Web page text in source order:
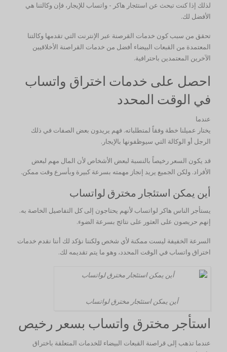
لذلك إذا كنت تبحث عن استئجار هاكر - واتساب للإيجار، فإن وكالتنا هي
الأفضل لك.
تحقق من سبب كون خدمات القرصنة عبر الإنترنت التي تقدمها وكالتنا
المعتمدة من القبعات البيضاء أفضل من خدمات القراصنة الأخلاقيين
الآخرين المعتمدين باحترافية.
احصل على خدمات اختراق واتساب
في الوقت المحدد
عندما
يختار عميلنا خطة وفقاً لمتطلباته. فهم يريدون بعض الصفات في ذلك
الرجل أو الوكالة التي سيوظفونها بالإيجار.
قد يكون السعر رخيصاً بالنسبة لبعض الأشخاص لأن المال مهم لبعض
الأفراد. ولكن الجميع يريد إنجاز مهمته بسرعة كبيرة وبأسرع وقت ممكن.
أين يمكن استئجار مخترق لواتساب
يستأجر الناس هاكر لواتساب لأنهم يحتاجون إلى كل التفاصيل الخاصة به.
إنهم حريصون على العثور على نتائج بسرعة الضوء.
السرعة الخفيفة ليست ممكنة لأي شخص ولكننا نؤكد لك أننا نقدم خدمات
اختراق واتساب في الوقت المحدد، وهو ما يتم تقديمه لك.
أين يمكن استئجار مخترق لواتساب
استأجر مخترق واتساب بسعر رخيص
عندما تذهب إلى قراصنة القبعات البيضاء للخدمات المتعلقة باختراق